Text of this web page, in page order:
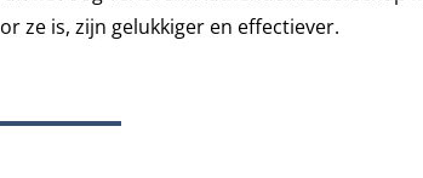
ze is, zijn gelukkiger en effectiever.